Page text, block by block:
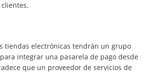
tiendas electrónicas tendrán un grupo
integrar una pasarela de pago desde
que un proveedor de servicios de